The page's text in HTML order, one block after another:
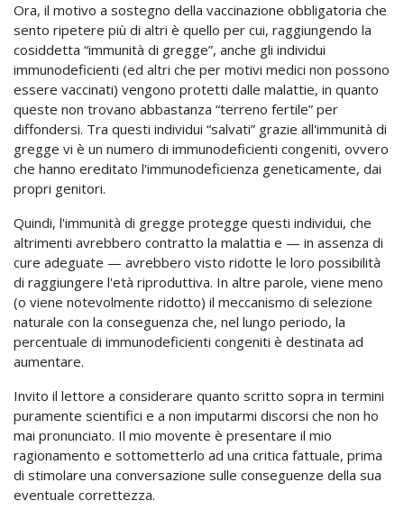
Ora, il motivo a sostegno della vaccinazione obbligatoria che
sento ripetere più di altri è quello per cui, raggiungendo la
cosiddetta “immunità di gregge”, anche gli individui
immunodeficienti (ed altri che per motivi medici non possono
essere vaccinati) vengono protetti dalle malattie, in quanto
queste non trovano abbastanza “terreno fertile” per
diffondersi. Tra questi individui “salvati” grazie all'immunità di
gregge vi è un numero di immunodeficienti congeniti, ovvero
che hanno ereditato l'immunodeficienza geneticamente, dai
propri genitori.
Quindi, l'immunità di gregge protegge questi individui, che
altrimenti avrebbero contratto la malattia e — in assenza di
cure adeguate — avrebbero visto ridotte le loro possibilità
di raggiungere l'età riproduttiva. In altre parole, viene meno
(o viene notevolmente ridotto) il meccanismo di selezione
naturale con la conseguenza che, nel lungo periodo, la
percentuale di immunodeficienti congeniti è destinata ad
aumentare.
Invito il lettore a considerare quanto scritto sopra in termini
puramente scientifici e a non imputarmi discorsi che non ho
mai pronunciato. Il mio movente è presentare il mio
ragionamento e sottometterlo ad una critica fattuale, prima
di stimolare una conversazione sulle conseguenze della sua
eventuale correttezza.